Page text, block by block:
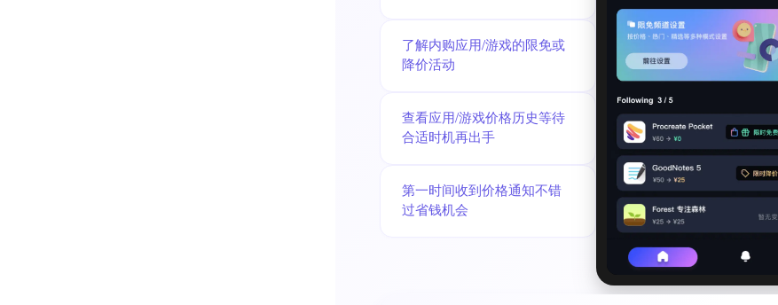
了解内购应用/游戏的限免或
降价活动
查看应用/游戏价格历史等待
合适时机再出手
第一时间收到价格通知不错
过省钱机会